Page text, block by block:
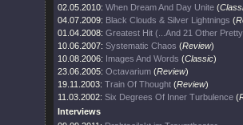
02.05.2010: When Dream And Day Unite (
04.07.2009: Black Clouds & Silver Lightnings (
01.04.2008: Greatest Hit (...And 21 Other
10.06.2007: Systematic Chaos (Review)
10.08.2006: Images And Words (Classic)
23.06.2005: Octavarium (Review)
19.11.2003: Train Of Thought (Review)
11.03.2002: Six Degrees Of Inner Turbulence (
Interviews